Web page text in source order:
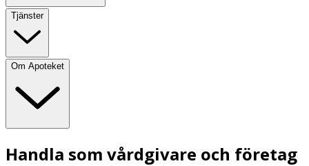
Tjänster
Om Apoteket
Handla som vårdgivare och företag